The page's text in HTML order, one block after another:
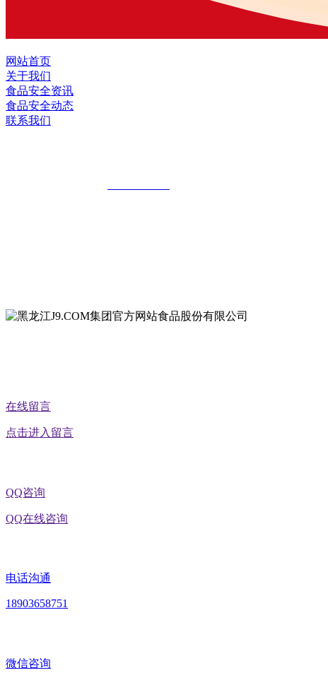
网站首页
关于我们
食品安全资讯
食品安全动态
联系我们
在线留言
点击进入留言
QQ咨询
QQ在线咨询
电话沟通
18903658751
微信咨询